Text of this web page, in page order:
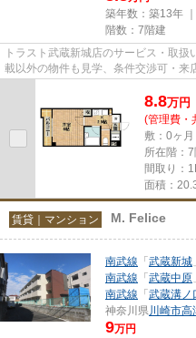
築年数：築13年
階数：7階建
トラスト武蔵新城店のサービス・取
載以外の物件も見学、条件交渉可・来
時無料駐車場有（要電話予約...
8.8万円
(管理費・
敷：0ヶ
所在階：
間取り：
面積：
賃貸｜マンション M. Felice
南武線 「武蔵新城
南武線 「武蔵中原
南武線 「武蔵溝ノ
神奈川県川崎市高
9万円